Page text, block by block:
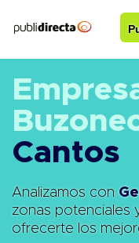
al
Cantos
Analizamos con
zonas potenciales
ofrecerte los